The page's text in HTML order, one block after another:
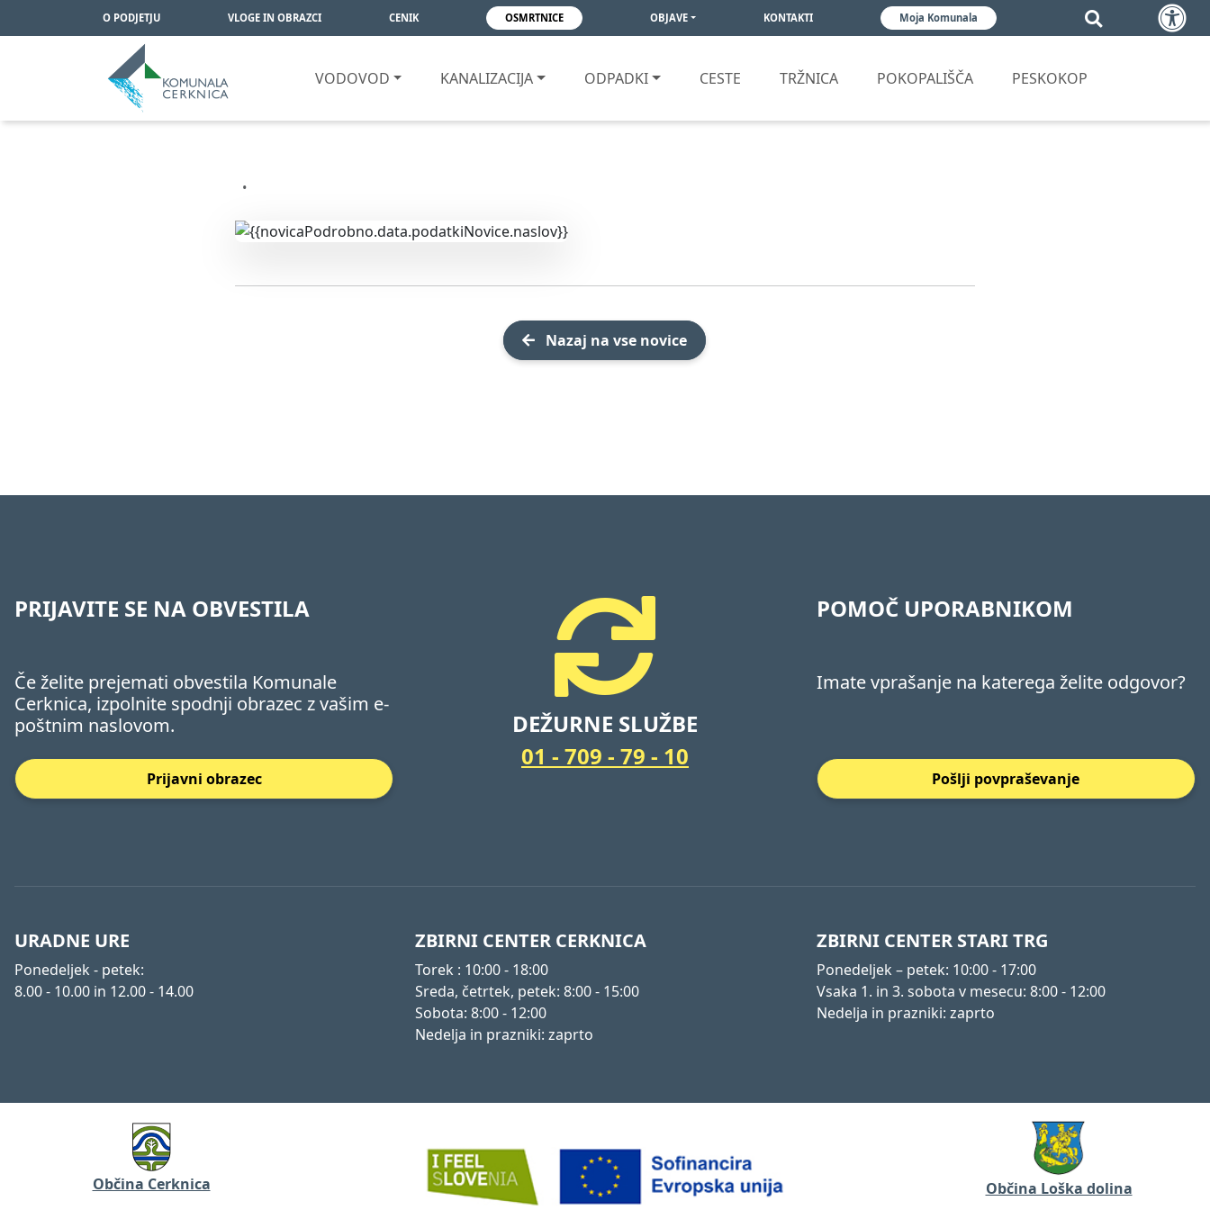
O PODJETJU VLOGE IN OBRAZCI CENIK OSMRTNICE OBJAVE KONTAKTI Moja Komunala
Pojdi na glavno vsebino VODOVOD KANALIZACIJA ODPADKI CESTE TRŽNICA POKOPALIŠČA PESKOKOP
•
Nazaj na vse novice
PRIJAVITE SE NA OBVESTILA
Če želite prejemati obvestila Komunale
Cerknica, izpolnite spodnji obrazec z vašim e-
poštnim naslovom.
Prijavni obrazec
DEŽURNE SLUŽBE
01 - 709 - 79 - 10
POMOČ UPORABNIKOM
Imate vprašanje na katerega želite odgovor?
Pošlji povpraševanje
URADNE URE
Ponedeljek - petek:
8.00 - 10.00 in 12.00 - 14.00
ZBIRNI CENTER CERKNICA
Torek : 10:00 - 18:00
Sreda, četrtek, petek: 8:00 - 15:00
Sobota: 8:00 - 12:00
Nedelja in prazniki: zaprto
ZBIRNI CENTER STARI TRG
Ponedeljek – petek: 10:00 - 17:00
Vsaka 1. in 3. sobota v mesecu: 8:00 - 12:00
Nedelja in prazniki: zaprto
Občina Cerknica Občina Loška dolina